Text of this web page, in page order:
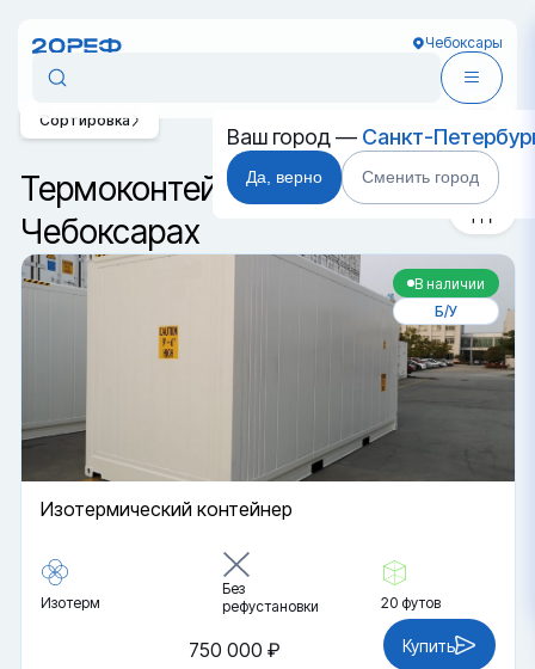
Чебоксары
Ваш город — Санкт-
Да, верно Сменить город
Термоконтейнеры в
Чебоксарах
Сортировка
В наличии
Б/У
Изотермический контейнер
Изотерм
Без
рефустановки
20 футов
750 000 ₽ Купить